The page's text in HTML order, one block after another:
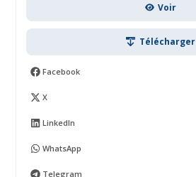
Voir
Télécharger
Facebook
X
LinkedIn
WhatsApp
Telegram